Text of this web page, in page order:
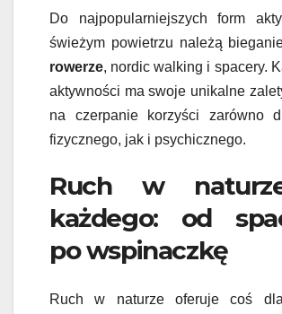
Do najpopularniejszych form
świeżym powietrzu należą
rowerze, nordic walking i spacery.
aktywności ma swoje unikalne
na czerpanie korzyści zarówno
fizycznego, jak i psychicznego.
Ruch w
każdego: od
po wspinaczkę
Ruch w naturze oferuje coś